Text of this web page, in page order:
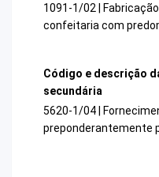
1091-1/02 |
confeitaria com
Código e descrição
secundária
5620-1/04 |
preponderantemente